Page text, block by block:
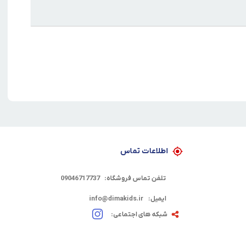
اطلاعات تماس
تلفن تماس فروشگاه: 09046717737
ایمیل:
info@dimakids.ir
شبکه های اجتماعی: